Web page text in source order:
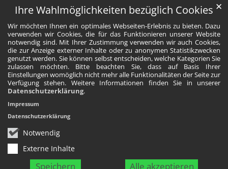
Ihre Wahlmöglichkeiten bezüglich Cookies
Wir möchten Ihnen ein optimales Webseiten-Erlebnis zu bieten. Dazu
verwenden wir Cookies, die für das Funktionieren unserer Website
notwendig sind. Mit Ihrer Zustimmung verwenden wir auch Cookies,
die zur Anzeige externer Inhalte oder zu anonymen Statistikzwecken
genutzt werden. Sie können selbst entscheiden, welche Kategorien Sie
zulassen möchten. Bitte beachten Sie, dass auf Basis Ihrer
Einstellungen womöglich nicht mehr alle Funktionalitäten der Seite zur
Verfügung stehen. Weitere Informationen finden Sie in unserer
Datenschutzerklärung.
Notwendig
Externe Inhalte
Speichern Alle akzeptieren
✕
Impressum
Datenschutzerklärung